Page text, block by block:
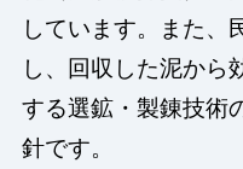
しています。また、
し、回収した泥から
する選鉱・製錬技術
針です。